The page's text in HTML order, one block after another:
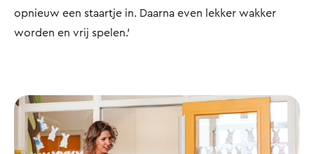
opnieuw een staartje in. Daarna even lekker wakker
worden en vrij spelen.'